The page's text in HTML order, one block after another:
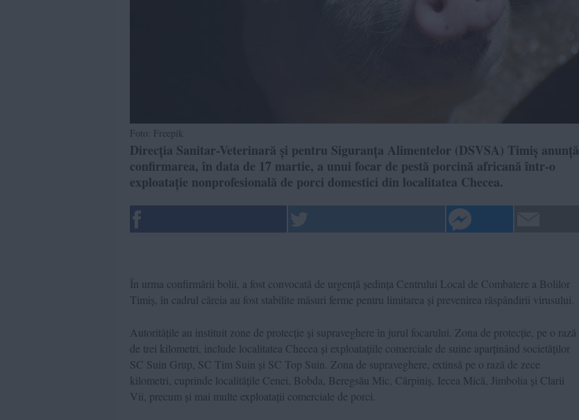
Foto: Freepik
Direcția Sanitar-Veterinară și pentru Siguranța Alimentelor (DSVSA) Timiș anunță
confirmarea, în data de 17 martie, a unui focar de pestă porcină africană într-o
exploatație nonprofesională de porci domestici din localitatea Checea.
În urma confirmării bolii, a fost convocată de urgență ședința Centrului Local de Combatere a Bolilor
Timiș, în cadrul căreia au fost stabilite măsuri ferme pentru limitarea și prevenirea răspândirii virusului.
Autoritățile au instituit zone de protecție și supraveghere în jurul focarului. Zona de protecție, pe o rază
de trei kilometri, include localitatea Checea și exploatațiile comerciale de suine aparținând societăților
SC Suin Grup, SC Tim Suin și SC Top Suin. Zona de supraveghere, extinsă pe o rază de zece
kilometri, cuprinde localitățile Cenei, Bobda, Beregsău Mic, Cărpiniș, Iecea Mică, Jimbolia și Clarii
Vii, precum și mai multe exploatații comerciale de porci.